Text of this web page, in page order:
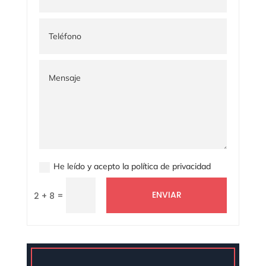
He leído y acepto la política de privacidad
2 + 8 = ENVIAR